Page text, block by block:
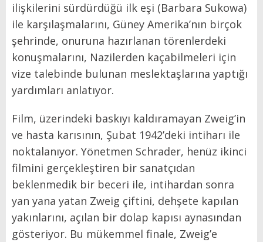
ilişkilerini sürdürdüğü ilk eşi (Barbara Sukowa)
ile karşılaşmalarını, Güney Amerika’nın birçok
şehrinde, onuruna hazırlanan törenlerdeki
konuşmalarını, Nazilerden kaçabilmeleri için
vize talebinde bulunan meslektaşlarına yaptığı
yardımları anlatıyor.
Film, üzerindeki baskıyı kaldıramayan Zweig’in
ve hasta karısının, Şubat 1942’deki intiharı ile
noktalanıyor. Yönetmen Schrader, henüz ikinci
filmini gerçekleştiren bir sanatçıdan
beklenmedik bir beceri ile, intihardan sonra
yan yana yatan Zweig çiftini, dehşete kapılan
yakınlarını, açılan bir dolap kapısı aynasından
gösteriyor. Bu mükemmel finale, Zweig’e